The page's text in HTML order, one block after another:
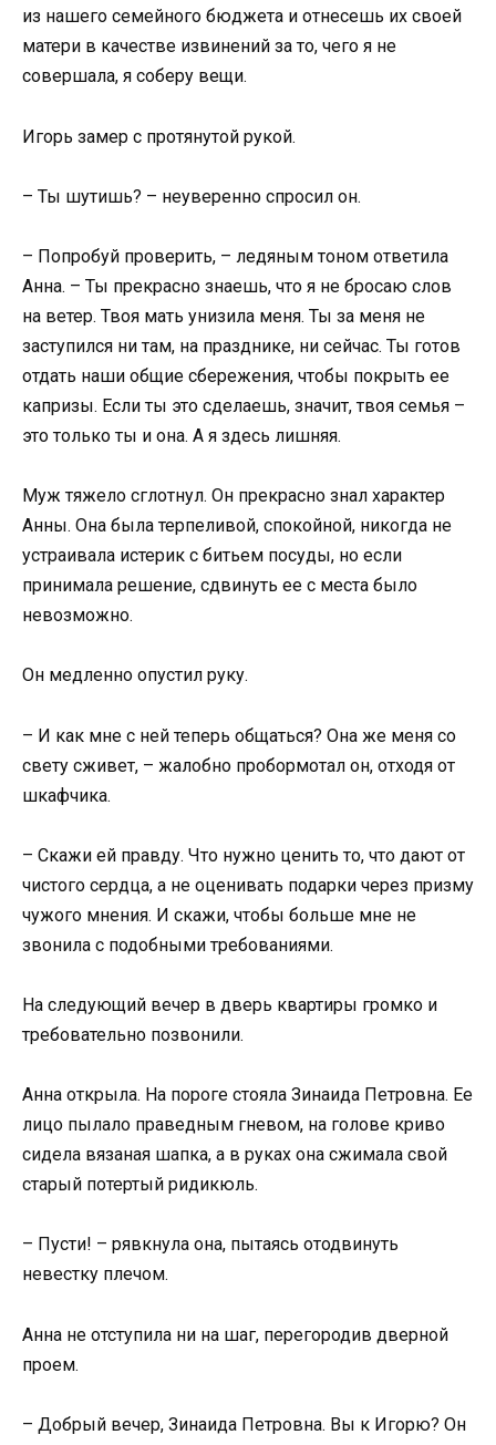
из нашего семейного бюджета и отнесешь их своей
матери в качестве извинений за то, чего я не
совершала, я соберу вещи.
Игорь замер с протянутой рукой.
– Ты шутишь? – неуверенно спросил он.
– Попробуй проверить, – ледяным тоном ответила
Анна. – Ты прекрасно знаешь, что я не бросаю слов
на ветер. Твоя мать унизила меня. Ты за меня не
заступился ни там, на празднике, ни сейчас. Ты готов
отдать наши общие сбережения, чтобы покрыть ее
капризы. Если ты это сделаешь, значит, твоя семья –
это только ты и она. А я здесь лишняя.
Муж тяжело сглотнул. Он прекрасно знал характер
Анны. Она была терпеливой, спокойной, никогда не
устраивала истерик с битьем посуды, но если
принимала решение, сдвинуть ее с места было
невозможно.
Он медленно опустил руку.
– И как мне с ней теперь общаться? Она же меня со
свету сживет, – жалобно пробормотал он, отходя от
шкафчика.
– Скажи ей правду. Что нужно ценить то, что дают от
чистого сердца, а не оценивать подарки через призму
чужого мнения. И скажи, чтобы больше мне не
звонила с подобными требованиями.
На следующий вечер в дверь квартиры громко и
требовательно позвонили.
Анна открыла. На пороге стояла Зинаида Петровна. Ее
лицо пылало праведным гневом, на голове криво
сидела вязаная шапка, а в руках она сжимала свой
старый потертый ридикюль.
– Пусти! – рявкнула она, пытаясь отодвинуть
невестку плечом.
Анна не отступила ни на шаг, перегородив дверной
проем.
– Добрый вечер, Зинаида Петровна. Вы к Игорю? Он